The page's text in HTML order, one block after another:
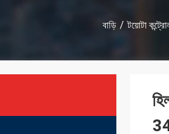
বাড়ি / টয়োটা